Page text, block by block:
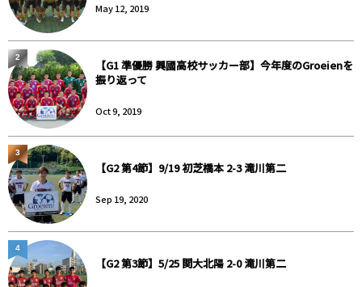
May 12, 2019
【G1 準優勝 興國高校サッカー部】今年度のGroeienを
振り返って
Oct 9, 2019
2
【G2 第4節】9/19 初芝橋本 2-3 滝川第二
Sep 19, 2020
3
【G2 第3節】5/25 関大北陽 2-0 滝川第二
4